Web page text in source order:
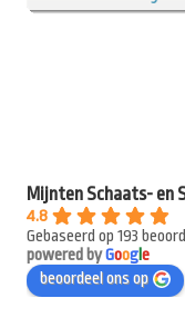
Mijnten Schaats- en
4.8
Gebaseerd op 193
powered byGooge
beoordeel ons op